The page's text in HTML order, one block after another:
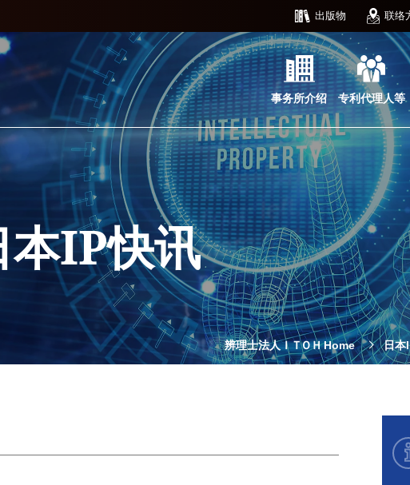
事务所介绍 专利代理人等
出版物 联络
本IP快讯
辨理士法人ＩＴＯＨHome 日本